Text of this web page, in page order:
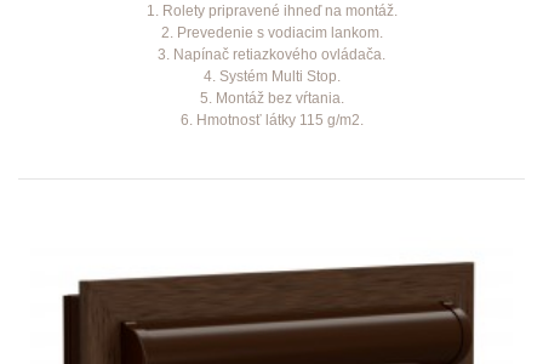
1. Rolety pripravené ihneď na montáž.
2. Prevedenie s vodiacim lankom.
3. Napínač retiazkového ovládača.
4. Systém Multi Stop.
5. Montáž bez vŕtania.
6. Hmotnosť látky 115 g/m2.